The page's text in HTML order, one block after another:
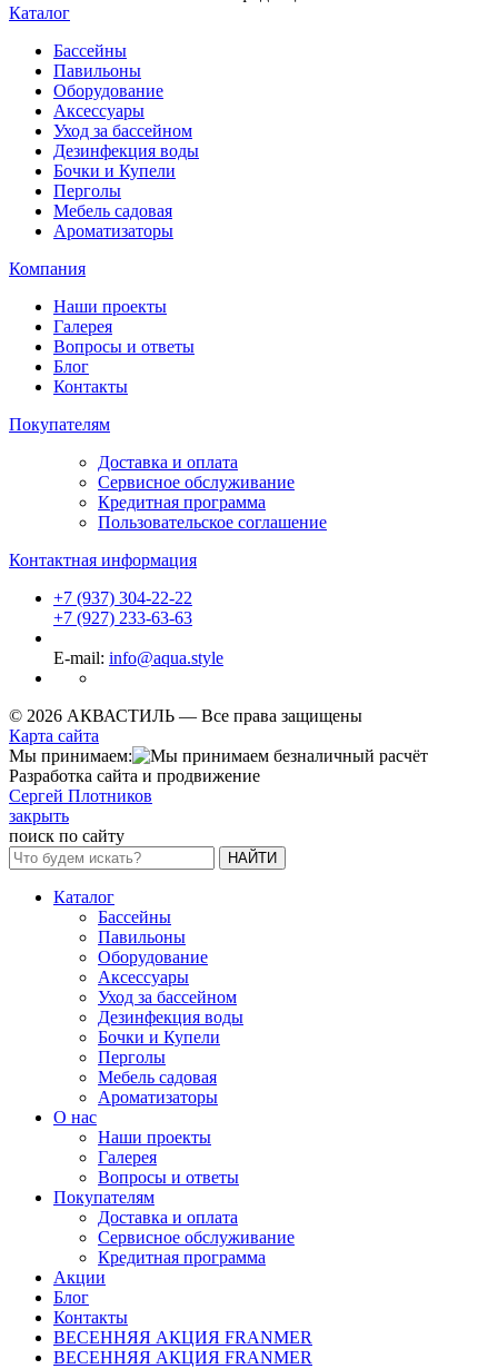
Каталог
Бассейны
Павильоны
Оборудование
Аксессуары
Уход за бассейном
Дезинфекция воды
Бочки и Купели
Перголы
Мебель садовая
Ароматизаторы
Компания
Наши проекты
Галерея
Вопросы и ответы
Блог
Контакты
Покупателям
Доставка и оплата
Сервисное обслуживание
Кредитная программа
Пользовательское соглашение
Контактная информация
+7 (937) 304-22-22
+7 (927) 233-63-63
E-mail: info@aqua.style
© 2026 АКВАСТИЛЬ — Все права защищены
Карта сайта
Мы принимаем:
Разработка сайта и продвижение
Сергей Плотников
закрыть
поиск по сайту
НАЙТИ
Каталог
Бассейны
Павильоны
Оборудование
Аксессуары
Уход за бассейном
Дезинфекция воды
Бочки и Купели
Перголы
Мебель садовая
Ароматизаторы
О нас
Наши проекты
Галерея
Вопросы и ответы
Покупателям
Доставка и оплата
Сервисное обслуживание
Кредитная программа
Акции
Блог
Контакты
ВЕСЕННЯЯ АКЦИЯ FRANMER
ВЕСЕННЯЯ АКЦИЯ FRANMER